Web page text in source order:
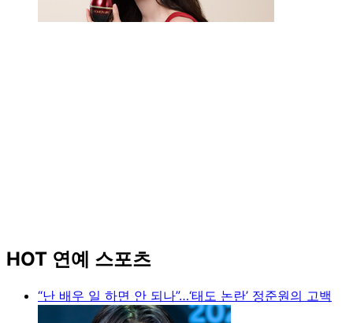
HOT 연예 스포츠
“난 배우 일 하면 안 되나”…‘태도 논란’ 정준원의 고백